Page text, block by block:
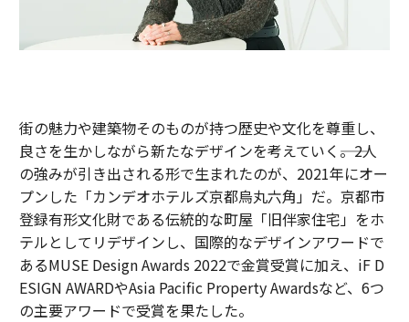
街の魅力や建築物そのものが持つ歴史や文化を尊重し、
良さを生かしながら新たなデザインを考えていく――。2人
の強みが引き出される形で生まれたのが、2021年にオー
プンした「カンデオホテルズ京都烏丸六角」だ。京都市
登録有形文化財である伝統的な町屋「旧伴家住宅」をホ
テルとしてリデザインし、国際的なデザインアワードで
あるMUSE Design Awards 2022で金賞受賞に加え、iF D
ESIGN AWARDやAsia Pacific Property Awardsなど、6つ
の主要アワードで受賞を果たした。